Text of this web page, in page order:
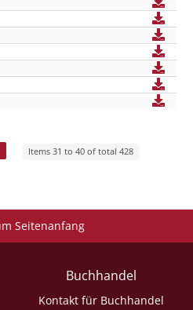
Items 31 to 40 of total 428
Seitenanfang
Buchhandel
Kontakt für Buchhandel